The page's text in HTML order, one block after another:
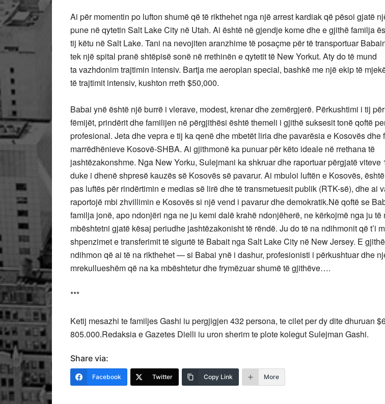
Ai për momentin po lufton shumë që të rikthehet nga një arrest kardiak që pësoi gjatë
pune në qytetin Salt Lake City në Utah. Ai është në gjendje kome dhe e gjithë familja
tij këtu në Salt Lake. Tani na nevojiten aranzhime të posaçme për të transportuar
tek një spital pranë shtëpisë sonë në rrethinën e qytetit të New Yorkut. Aty do të mund
ta vazhdonim trajtimin intensiv. Bartja me aeroplan special, bashkë me një ekip të
të trajtimit intensiv, kushton rreth $50,000.
Babai ynë është një burrë i vlerave, modest, krenar dhe zemërgjerë. Përkushtimi i tij
fëmijët, prindërit dhe familijen në përgjithësi është themeli i gjithë suksesit tonë qoftë
profesional. Jeta dhe vepra e tij ka qenë dhe mbetët liria dhe pavarësia e Kosovës dhe
marrëdhënieve Kosovë-SHBA. Ai gjithmonë ka punuar për këto ideale në rrethana të
jashtëzakonshme. Nga New Yorku, Sulejmani ka shkruar dhe raportuar përgjatë
duke i dhenë shpresë kauzës së Kosovës së pavarur. Ai mbuloi luftën e Kosovës,
pas luftës për rindërtimin e medias së lirë dhe të transmetuesit publik (RTK-së), dhe ai
raportojë mbi zhvillimin e Kosovës si një vend i pavarur dhe demokratik.Në qoftë se
familja jonë, apo ndonjëri nga ne ju kemi dalë krahë ndonjëherë, ne kërkojmë nga ju të
mbështetni gjatë kësaj periudhe jashtëzakonisht të rëndë. Ju do të na ndihmonit që t’i
shpenzimet e transferimit të sigurtë të Babait nga Salt Lake City në New Jersey. E
ndihmon që ai të na rikthehet — si Babai ynë i dashur, profesionisti i përkushtuar dhe
mrekullueshëm që na ka mbështetur dhe frymëzuar shumë të gjithëve….
***
Ketij mesazhi te familjes Gashi iu pergjigjen 432 persona, te cilet per dy dite dhuruan
805.000.Redaksia e Gazetes Dielli iu uron sherim te plote kolegut Sulejman Gashi.
Share via:
Facebook Twitter Copy Link More